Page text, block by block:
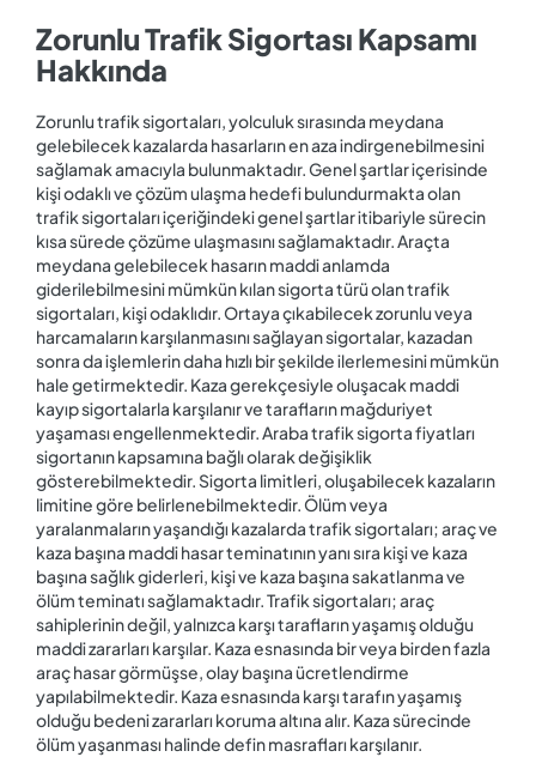
Zorunlu Trafik Sigortası Kapsamı
Hakkında
Zorunlu trafik sigortaları, yolculuk sırasında meydana
gelebilecek kazalarda hasarların en aza indirgenebilmesini
sağlamak amacıyla bulunmaktadır. Genel şartlar içerisinde
kişi odaklı ve çözüm ulaşma hedefi bulundurmakta olan
trafik sigortaları içeriğindeki genel şartlar itibariyle sürecin
kısa sürede çözüme ulaşmasını sağlamaktadır. Araçta
meydana gelebilecek hasarın maddi anlamda
giderilebilmesini mümkün kılan sigorta türü olan trafik
sigortaları, kişi odaklıdır. Ortaya çıkabilecek zorunlu veya
harcamaların karşılanmasını sağlayan sigortalar, kazadan
sonra da işlemlerin daha hızlı bir şekilde ilerlemesini mümkün
hale getirmektedir. Kaza gerekçesiyle oluşacak maddi
kayıp sigortalarla karşılanır ve tarafların mağduriyet
yaşaması engellenmektedir. Araba trafik sigorta fiyatları
sigortanın kapsamına bağlı olarak değişiklik
gösterebilmektedir. Sigorta limitleri, oluşabilecek kazaların
limitine göre belirlenebilmektedir. Ölüm veya
yaralanmaların yaşandığı kazalarda trafik sigortaları; araç ve
kaza başına maddi hasar teminatının yanı sıra kişi ve kaza
başına sağlık giderleri, kişi ve kaza başına sakatlanma ve
ölüm teminatı sağlamaktadır. Trafik sigortaları; araç
sahiplerinin değil, yalnızca karşı tarafların yaşamış olduğu
maddi zararları karşılar. Kaza esnasında bir veya birden fazla
araç hasar görmüşse, olay başına ücretlendirme
yapılabilmektedir. Kaza esnasında karşı tarafın yaşamış
olduğu bedeni zararları koruma altına alır. Kaza sürecinde
ölüm yaşanması halinde defin masrafları karşılanır.